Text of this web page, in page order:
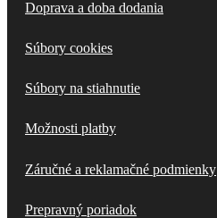
Doprava a doba dodania
Súbory cookies
Súbory na stiahnutie
Možnosti platby
Záručné a reklamačné podmienky
Prepravný poriadok